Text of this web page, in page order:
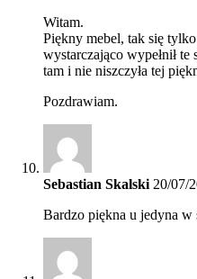
Witam.
Piękny mebel, tak się
wystarczająco wypełnił
tam i nie niszczyła tej
Pozdrawiam.
Sebastian Skalski 20/07/
Bardzo piękna u jedyna w